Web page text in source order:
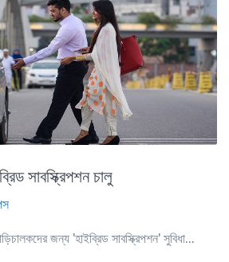
সাবস্ক্রিপশন চালু
জন্য 'হাইব্রিড সাবস্ক্রিপশন' সুবিধা...